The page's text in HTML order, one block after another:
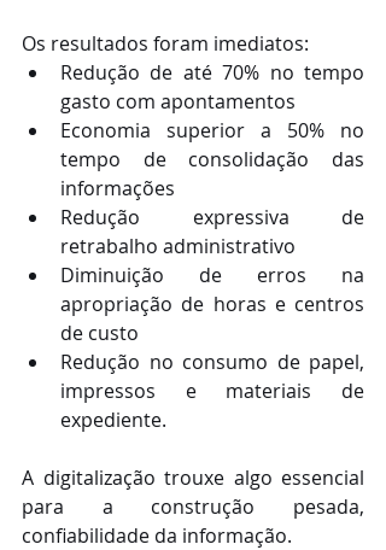
Os resultados foram imediatos:
Redução de até 70% no tempo
gasto com apontamentos
Economia superior a 50% no
tempo de consolidação das
informações
Redução expressiva de
retrabalho administrativo
Diminuição de erros na
apropriação de horas e centros
de custo
Redução no consumo de papel,
impressos e materiais de
expediente.
A digitalização trouxe algo essencial
para a construção pesada,
confiabilidade da informação.